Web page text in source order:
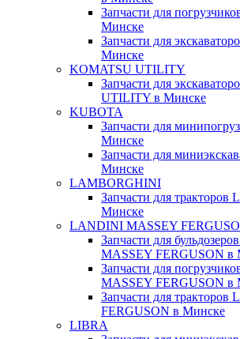
Запчасти для
Минске
Запчасти для
Минске
KOMATSU UTILITY
Запчасти для
UTILITY в Минске
KUBOTA
Запчасти для
Минске
Запчасти для
Минске
LAMBORGHINI
Запчасти для
Минске
LANDINI MASSEY
Запчасти для
MASSEY FERGUSON в
Запчасти для
MASSEY FERGUSON в
Запчасти для
FERGUSON в Минске
LIBRA